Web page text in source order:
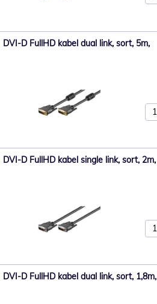
DVI-D FullHD kabel dual link, sort, 5m,
DVI-D FullHD kabel single link, sort, 2m,
DVI-D FullHD kabel dual link, sort, 1,8m,